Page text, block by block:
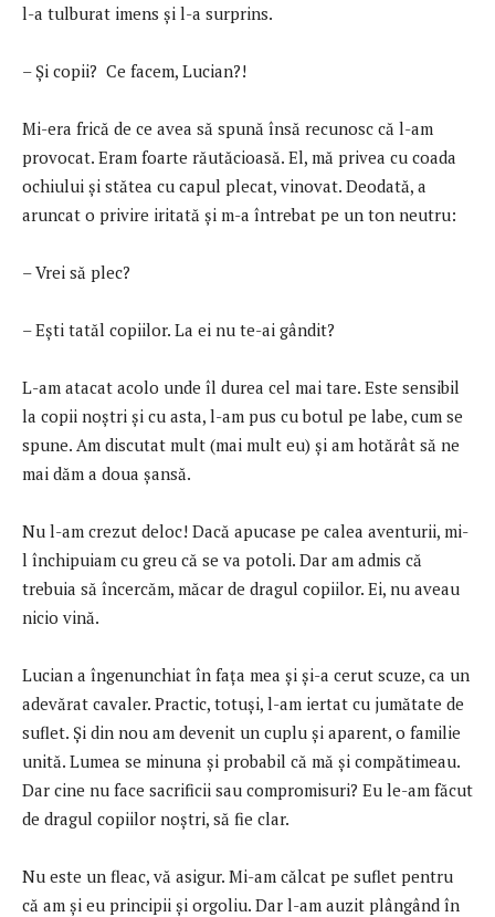
l-a tulburat imens şi l-a surprins.
– Şi copii? Ce facem, Lucian?!
Mi-era frică de ce avea să spună însă recunosc că l-am
provocat. Eram foarte răutăcioasă. El, mă privea cu coada
ochiului şi stătea cu capul plecat, vinovat. Deodată, a
aruncat o privire iritată şi m-a întrebat pe un ton neutru:
– Vrei să plec?
– Eşti tatăl copiilor. La ei nu te-ai gândit?
L-am atacat acolo unde îl durea cel mai tare. Este sensibil
la copii noştri şi cu asta, l-am pus cu botul pe labe, cum se
spune. Am discutat mult (mai mult eu) şi am hotărât să ne
mai dăm a doua şansă.
Nu l-am crezut deloc! Dacă apucase pe calea aventurii, mi-
l închipuiam cu greu că se va potoli. Dar am admis că
trebuia să încercăm, măcar de dragul copiilor. Ei, nu aveau
nicio vină.
Lucian a îngenunchiat în faţa mea şi şi-a cerut scuze, ca un
adevărat cavaler. Practic, totuşi, l-am iertat cu jumătate de
suflet. Şi din nou am devenit un cuplu şi aparent, o familie
unită. Lumea se minuna şi probabil că mă şi compătimeau.
Dar cine nu face sacrificii sau compromisuri? Eu le-am făcut
de dragul copiilor noştri, să fie clar.
Nu este un fleac, vă asigur. Mi-am călcat pe suflet pentru
că am şi eu principii şi orgoliu. Dar l-am auzit plângând în